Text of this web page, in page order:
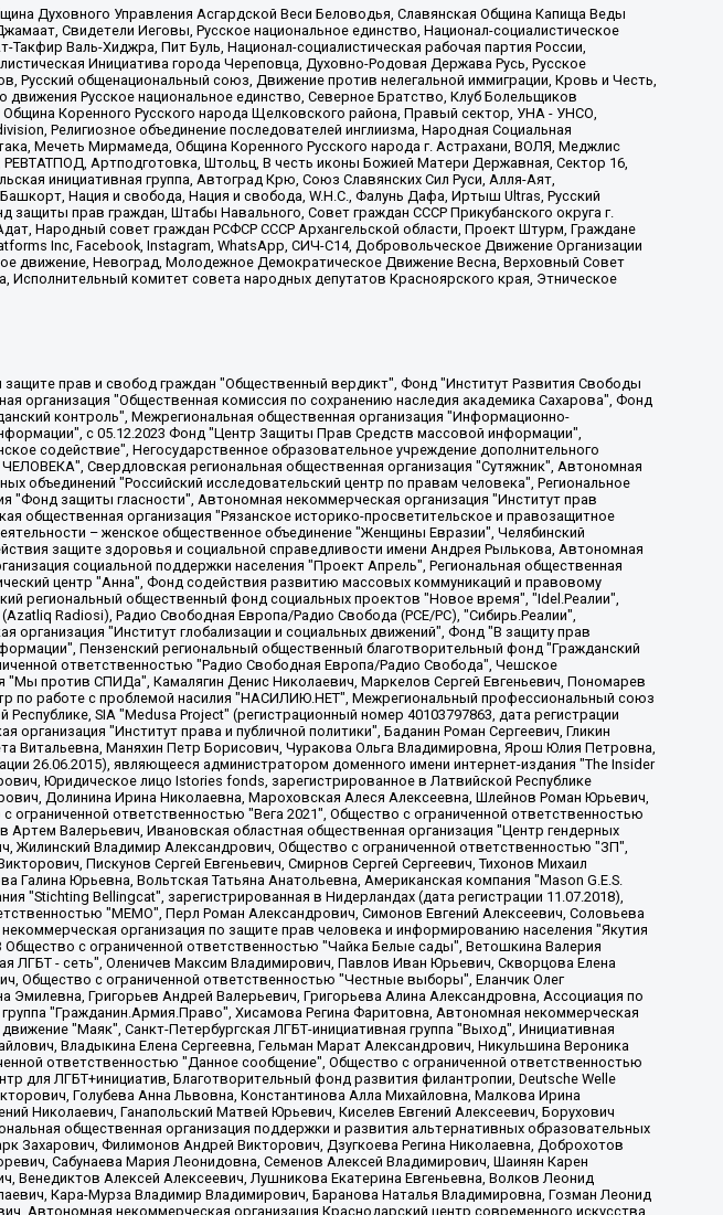
Духовного Управления Асгардской Веси Беловодья, Славянская Община Капища Веды
Свидетели Иеговы, Русское национальное единство, Национал-социалистическое
Валь-Хиджра, Пит Буль, Национал-социалистическая рабочая партия России,
Инициатива города Череповца, Духовно-Родовая Держава Русь, Русское
Русский общенациональный союз, Движение против нелегальной иммиграции, Кровь и Честь,
Русское национальное единство, Северное Братство, Клуб Болельщиков
Коренного Русского народа Щелковского района, Правый сектор, УНА - УНСО,
Религиозное объединение последователей инглиизма, Народная Социальная
Мечеть Мирмамеда, Община Коренного Русского народа г. Астрахани, ВОЛЯ, Меджлис
Артподготовка, Штольц, В честь иконы Божией Матери Державная, Сектор 16,
инициативная группа, Автоград Крю, Союз Славянских Сил Руси, Алля-Аят,
Нация и свобода, Нация и свобода, W.H.С., Фалунь Дафа, Иртыш Ultras, Русский
прав граждан, Штабы Навального, Совет граждан СССР Прикубанского округа г.
Народный совет граждан РСФСР СССР Архангельской области, Проект Штурм, Граждане
Inc, Facebook, Instagram, WhatsApp, СИЧ-С14, Добровольческое Движение Организации
движение, Невоград, Молодежное Демократическое Движение Весна, Верховный Совет
комитет совета народных депутатов Красноярского края, Этническое
АГЕНТ", Арапова Галина Юрьевна, Вольтская Татьяна Анатольевна, Американская компания "Mason G.E.S. Anonymous Foundation" (США), являющаяся владельцем интернет-издания https://mnews.world/, Компания "Stichting Bellingcat", зарегистрированная в Нидерландах (дата регистрации 11.07.2018), Захаров Андрей Вячеславович, Клепиковская Екатерина Дмитриевна, Общество с ограниченной ответственностью "МЕМО", Перл Роман Александрович, Симонов Евгений Алексеевич, Соловьева Елена Анатольевна, Сотников Даниил Владимирович, Сурначева Елизавета Дмитриевна, Автономная некоммерческая организация по защите прав человека и информированию населения "Якутия – Наше Мнение", Общество с ограниченной ответственностью "Москоу диджитал медиа", с 26.01.2023 Общество с ограниченной ответственностью "Чайка Белые сады", Ветошкина Валерия Валерьевна, Заговора Максим Александрович, Межрегиональное общественное движение "Российская ЛГБТ - сеть", Оленичев Максим Владимирович, Павлов Иван Юрьевич, Скворцова Елена Сергеевна, Общество с ограниченной ответственностью "Как бы инагент", Кочетков Игорь Викторович, Общество с ограниченной ответственностью "Честные выборы", Еланчик Олег Александрович, Общество с ограниченной ответственностью "Нобелевский призыв", Гималова Регина Эмилевна, Григорьев Андрей Валерьевич, Григорьева Алина Александровна, Ассоциация по содействию защите прав призывников, альтернативнослужащих и военнослужащих "Правозащитная группа "Гражданин.Армия.Право", Хисамова Регина Фаритовна, Автономная некоммерческая организация по реализации социально-правовых программ "Лилит", Дальневосточное общественное движение "Маяк", Санкт-Петербургская ЛГБТ-инициативная группа "Выход", Инициативная группа ЛГБТ+ "Реверс", Алексеев Андрей Викторович, Бекбулатова Таисия Львовна, Беляев Иван Михайлович, Владыкина Елена Сергеевна, Гельман Марат Александрович, Никульшина Вероника Юрьевна, Толоконникова Надежда Андреевна, Шендерович Виктор Анатольевич, Общество с ограниченной ответственностью "Данное сообщение", Общество с ограниченной ответственностью Издательский дом "Новая глава", Айнбиндер Александра Александровна, Московский комьюнити-центр для ЛГБТ+инициатив, Благотворительный фонд развития филантропии, Deutsche Welle (Германия, Kurt-Schumacher-Strasse 3, 53113 Bonn), Борзунова Мария Михайловна, Воробьев Виктор Викторович, Голубева Анна Львовна, Константинова Алла Михайловна, Малкова Ирина Владимировна, Мурадов Мурад Абдулгалимович, Осетинская Елизавета Николаевна, Понасенков Евгений Николаевич, Ганапольский Матвей Юрьевич, Киселев Евгений Алексеевич, Борухович Ирина Григорьевна, Дремин Иван Тимофеевич, Дубровский Дмитрий Викторович, Красноярская региональная общественная организация поддержки и развития альтернативных образовательных технологий и межкультурных коммуникаций "ИНТЕРРА", Маяковская Екатерина Алексеевна, Фейгин Марк Захарович, Филимонов Андрей Викторович, Дзугкоева Регина Николаевна, Доброхотов Роман Александрович, Дудь Юрий Александрович, Елкин Сергей Владимирович, Кругликов Кирилл Игоревич, Сабунаева Мария Леонидовна, Семенов Алексей Владимирович, Шаинян Карен Багратович, Шульман Екатерина Михайловна, Асафьев Артур Валерьевич, Вахштайн Виктор Семенович, Венедиктов Алексей Алексеевич, Лушникова Екатерина Евгеньевна, Волков Леонид Михайлович, Невзоров Александр Глебович, Пархоменко Сергей Борисович, Сироткин Ярослав Николаевич, Кара-Мурза Владимир Владимирович, Баранова Наталья Владимировна, Гозман Леонид Яковлевич, Кагарлицкий Борис Юльевич, Климарев Михаил Валерьевич, Милов Владимир Станиславович, Автономная некоммерческая организация Краснодарский центр современного искусства "Типография", Моргенштерн Алишер Тагирович, Соболь Любовь Эдуардовна, Общество с ограниченной ответственностью "ЛИЗА НОРМ", Каспаров Гарри Кимович, Ходорковский Михаил Борисович, Общество с ограниченной ответственностью "Апрельские тезисы", Данилович Ирина Брониславовна, Кашин Олег Владимирович, Петров Николай Владимирович, Пивоваров Алексей Владимирович, Соколов Михаил Владимирович, Цветкова Юлия Владимировна, Чичваркин Евгений Александрович, Комитет против пыток/Команда против пыток, Общество с ограниченной ответственностью "Первый научный", Общество с ограниченной ответственностью "Вертолет и ко", Белоцерковская Вероника Борисовна, Кац Максим Евгеньевич, Лазарева Татьяна Юрьевна, Шаведдинов Руслан Табризович, Яшин Илья Валерьевич, Общество с ограниченной ответственностью "Иноагент ААВ", Алешковский Дмитрий Петрович, Альбац Евгения Марковна, Быков Дмитрий Львович, Галямина Юлия Евгеньевна, Лойко Сергей Леонидович, Мартынов Кирилл Константинович, Медведев Сергей Александрович, Крашенинников Федор Геннадиевич, Гордеева Катерина Вл